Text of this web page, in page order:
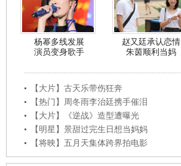
杨幂多线发展
演员变身歌手
赵又廷承认恋情
朱茵顺利当妈
【大片】古天乐带伤狂奔
【热门】周冬雨李治廷携手催泪
【大片】《逆战》造型遭曝光
【明星】景甜过完生日想当妈妈
【将映】五月天集体跨界拍电影